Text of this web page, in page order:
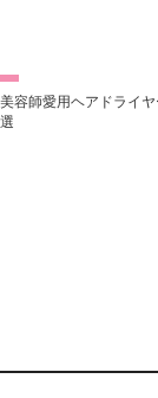
美容師愛用ヘアドライ
選